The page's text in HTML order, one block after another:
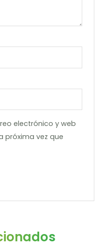
electrónico y web
próxima vez que